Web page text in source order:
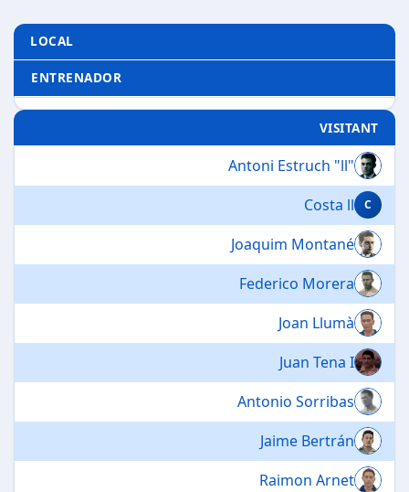
LOCAL
ENTRENADOR
VISITANT
Antoni Estruch "ll"
Costa ll
C
Joaquim Montané
Federico Morera
Joan Llumà
Juan Tena I
Antonio Sorribas
Jaime Bertrán
Raimon Arnet